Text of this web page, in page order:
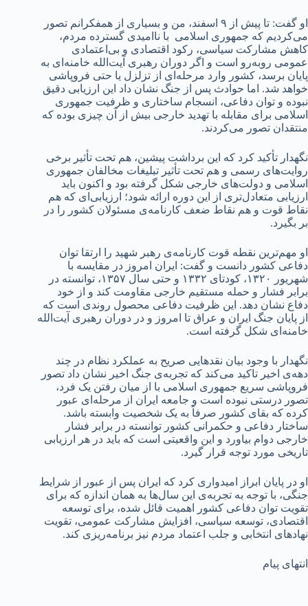
او گفت: تا پیش از ۹ اسفند، من و بسیاری از همفکرانم تصور
می‌کردیم که جمهوری اسلامی با ناامیدی گسترده مردم،
کاهش مشارکت سیاسی، رکود اقتصادی و بی‌اعتمادی
عمومی روبه‌رو است و اگر دوران رهبری آیت‌الله خامنه‌ای به
پایان برسد، کشور وارد مرحله‌ای از تزلزل یا حتی فروپاشی
خواهد شد. اما حوادث پس از جنگ نشان داد این ارزیابی دقیق
نبوده و توان دفاعی، انسجام ساختاری و ظرفیت جمهوری
اسلامی برای مقابله با تهدید خارجی بیش از آن چیزی بوده که
منتقدان تصور می‌کردند.
نگهدار تأکید کرد که این برداشت پیشین، هم تحت تأثیر برخی
روایت‌های رسمی و هم تحت تأثیر تبلیغات مخالفان جمهوری
اسلامی و دولت‌های خارجی شکل گرفته بود و اکنون باید
ارزیابی متعادل‌تری از این دوره ارائه شود؛ ارزیابی‌ای که هم
نقاط قوت و هم نقاط ضعف کارنامه‌ی مسئولان کشور را در
بر بگیرد.
او مهم‌ترین نقطه قوت کارنامه‌ی رهبر شهید را ارتقا توان
دفاعی کشور دانست و گفت: ایران امروز در مقایسه با
شهریور ۱۳۲۰، کودتای ۱۳۳۲ و حتی سال ۱۳۵۷، توانسته در
برابر فشار و حمله مستقیم خارجی مقاومت کند و از خود
دفاع نشان دهد. این ظرفیت دفاعی محصول روندی است که
از پایان جنگ ایران و عراق تا امروز و در دوران رهبری آیت‌الله
خامنه‌ای شکل گرفته است.
نگهدار با وجود بیان نقدهایی صریح به عملکرد نظام در چند
دهه‌ی اخیر تاکید می‌کند که تجربه‌ی جنگ اخیر نشان داد تصور
فروپاشی سریع جمهوری اسلامی با از میان رفتن یک فرد،
تصور درستی نبوده است و جامعه ایران از مرحله‌ای عبور
کرده که بقای کشور صرفاً به یک شخصیت وابسته باشد.
ساختار دفاعی و حکمرانی کشور توانسته در برابر فشار
خارجی دوام بیاورد و این واقعیتی است که باید در هر ارزیابی
تاریخی مورد توجه قرار گیرد.
او در پایان ابراز امیدواری کرد که ایران پس از عبور از شرایط
جنگی، با توجه به تجربه‌ی این سال‌ها به همان اندازه که برای
تقویت توان دفاعی کشور اهمیت قائل شده، برای توسعه
اقتصادی، توسعه سیاسی، افزایش مشارکت عمومی، تقویت
نهادهای انتخابی و جلب اعتماد مردم نیز برنامه‌ریزی کند.
انتهای پیام